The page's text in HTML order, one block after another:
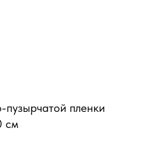
пленки
см